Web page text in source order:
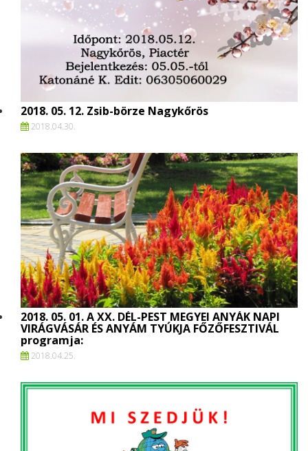
2018. 05. 12. Zsib-börze Nagykőrös
2018.04.30.
2018. 05. 01. A XX. DÉL-PEST MEGYEI ANYÁK NAPI
VIRÁGVÁSÁR ÉS ANYÁM TYÚKJA FŐZŐFESZTIVÁL
programja:
2018.04.25.